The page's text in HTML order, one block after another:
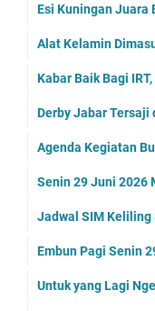
Esi Kuningan Juara
Alat Kelamin
Kabar Baik Bagi
Derby Jabar Tersaji
Agenda Kegiatan
Senin 29 Juni 2026
Jadwal SIM Keliling
Embun Pagi Senin
Untuk yang Lagi